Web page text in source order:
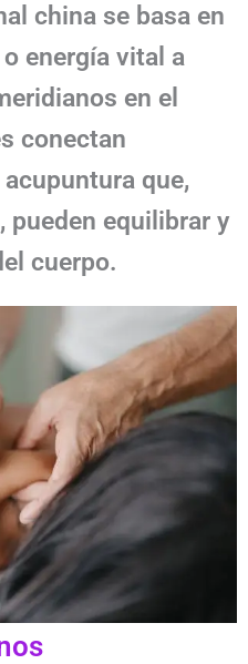
china se basa en
o energía vital a
en el
conectan
que,
pueden equilibrar y
cuerpo.